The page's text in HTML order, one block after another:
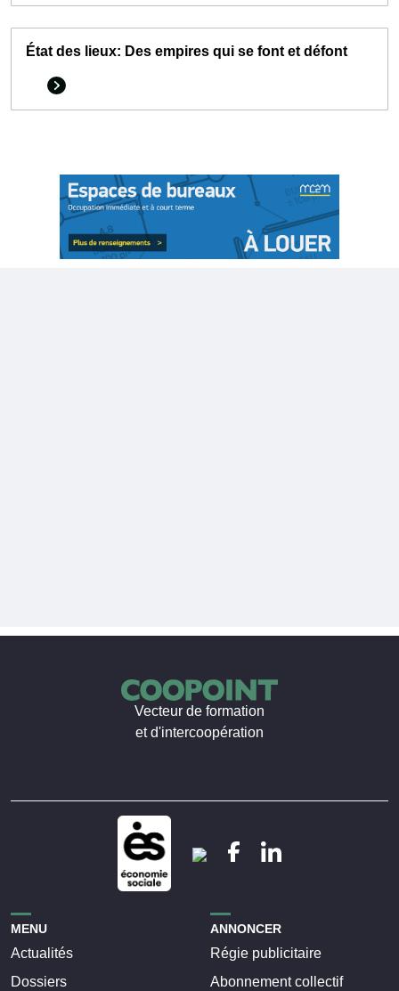
État des lieux: Des empires qui se font et défont
Vecteur de formation
et d'intercoopération
MENU
Actualités
Dossiers
ANNONCER
Régie publicitaire
Abonnement collectif